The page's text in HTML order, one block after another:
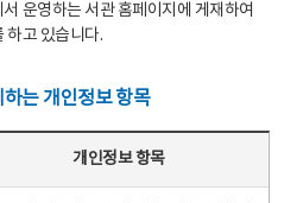
운영하는 서관 홈페이지에 게재하여
하고 있습니다.
는 개인정보 항목
개인정보 항목